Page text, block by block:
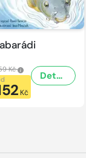
Kč
Kč
Detail